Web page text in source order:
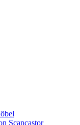
Scancastor